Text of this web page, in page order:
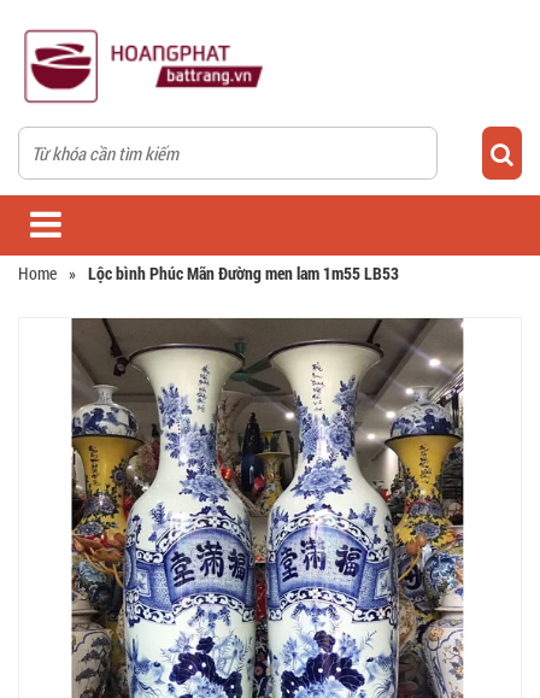
Home » Lộc bình Phúc Mãn Đường men lam 1m55 LB53